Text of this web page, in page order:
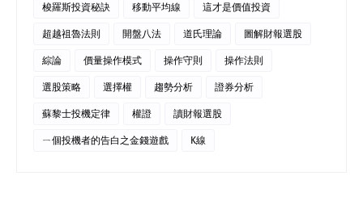
梭羅斯投資秘訣 移動平均線 這才是價值投資
超越祖魯法則 開盤八法 道氏理論 圖解財報選股
綜論 價量操作模式 操作守則 操作法則
選股策略 選擇權 趨勢分析 證券分析
蘇黎士投機定律 權證 讀財報選股
ㄧ個投機者的告白之金錢遊戲 K線